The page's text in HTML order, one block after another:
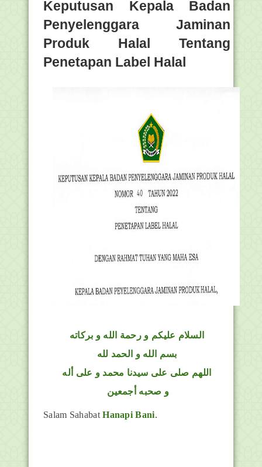
Keputusan Kepala Badan
Penyelenggara Jaminan
Produk Halal Tentang
Penetapan Label Halal
السلام عليكم و رحمة الله و بركاته
بسم الله و الحمد لله
اللهم صلى على سيدنا محمد و على أله
و صحبه أجمعين
Salam Sahabat Hanapi Bani.